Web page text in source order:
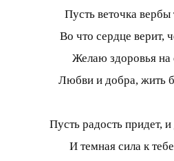
Пусть веточка вербы
Во что сердце верит,
Желаю здоровья на
Любви и добра, жить
Пусть радость придет,
И темная сила к